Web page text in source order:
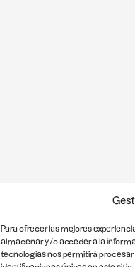
Para ofrecer las mejores
almacenar y/o acceder a la
tecnologías nos permitirá